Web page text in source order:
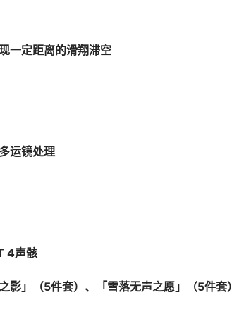
一定距离的滑翔滞空
运镜处理
4声骸
影」（5件套）、「雪落无声之愿」（5件套）